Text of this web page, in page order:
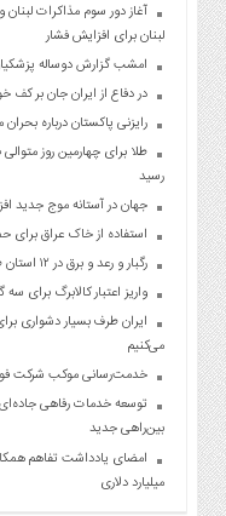
آغاز دور سوم مذاکرات
لبنان برای افزایش فشار
امشب گزارش دوساله
در دفاع از ایران جان بر کف
رایزنی پاکستان درباره
طلا برای چهارمین روز
رسید
جهان در آستانه موج جدید
استفاده از خاک عراق
رگبار و رعد و برق در ۱۲ استان طی ۵ روز آینده
واریز اعتبار کالابرگ برای
ایران طرف بسیار دشواری
می‌کنیم
خدمت‌رسانی موکب شرکت
بین‌راهی جدید
میلیارد دلاری